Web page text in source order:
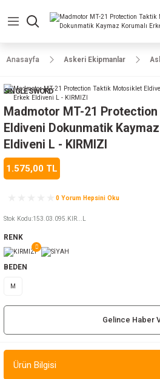
Geri Dön
Geri Dön
Combat
ve Çorap
Geri Dön
Geri Dön
Geri Dön
Geri Dön
Geri Dön
Anasayfa Askeri Ekipmanlar
SINGLE SWORD
Madmotor MT-21
Eldiveni Dokunmatik
Eldiveni L - KIRMIZI
1.575,00 TL
0 Yorum Hepsini Oku
Stok Kodu:153.03.095.KIR...L
RENK
BEDEN
M
Gelince Haber
Ürün Bilgisi